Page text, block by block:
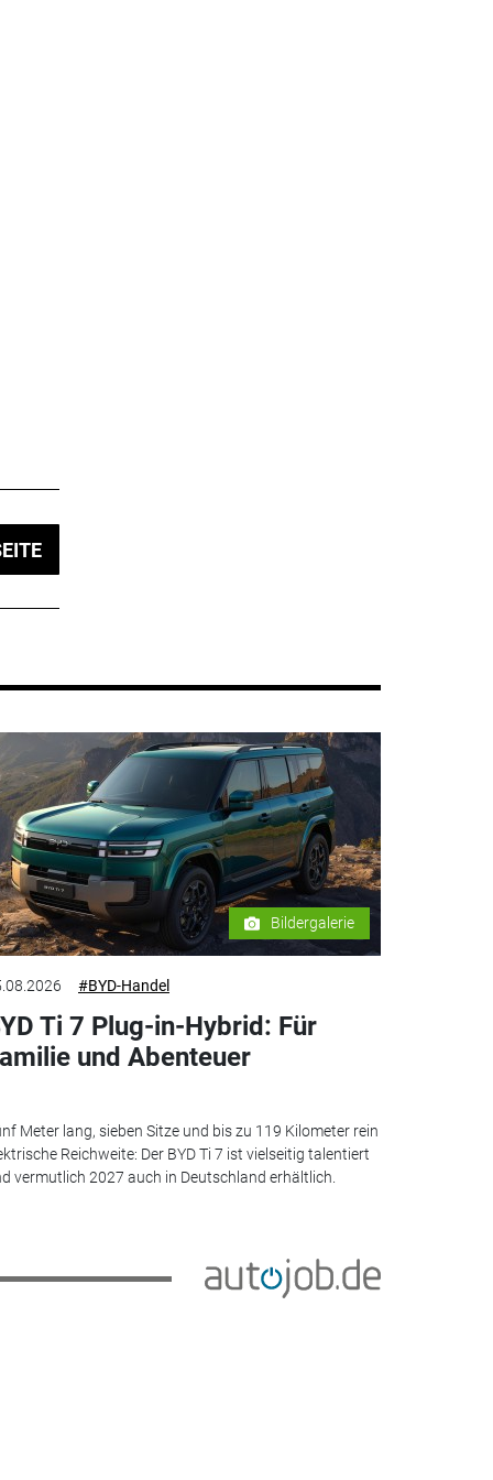
Bildergalerie
#BYD-Handel
Ti 7 Plug-in-Hybrid: Für
und Abenteuer
Meter lang, sieben Sitze und bis zu 119 Kilometer rein
Reichweite: Der BYD Ti 7 ist vielseitig talentiert
vermutlich 2027 auch in Deutschland erhältlich.